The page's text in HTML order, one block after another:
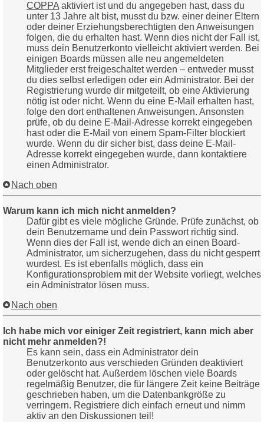
COPPA aktiviert ist und du angegeben hast, dass du
unter 13 Jahre alt bist, musst du bzw. einer deiner Eltern
oder deiner Erziehungsberechtigten den Anweisungen
folgen, die du erhalten hast. Wenn dies nicht der Fall ist,
muss dein Benutzerkonto vielleicht aktiviert werden. Bei
einigen Boards müssen alle neu angemeldeten
Mitglieder erst freigeschaltet werden – entweder musst
du dies selbst erledigen oder ein Administrator. Bei der
Registrierung wurde dir mitgeteilt, ob eine Aktivierung
nötig ist oder nicht. Wenn du eine E-Mail erhalten hast,
folge den dort enthaltenen Anweisungen. Ansonsten
prüfe, ob du deine E-Mail-Adresse korrekt eingegeben
hast oder die E-Mail von einem Spam-Filter blockiert
wurde. Wenn du dir sicher bist, dass deine E-Mail-
Adresse korrekt eingegeben wurde, dann kontaktiere
einen Administrator.
Nach oben
Warum kann ich mich nicht anmelden?
Dafür gibt es viele mögliche Gründe. Prüfe zunächst, ob
dein Benutzername und dein Passwort richtig sind.
Wenn dies der Fall ist, wende dich an einen Board-
Administrator, um sicherzugehen, dass du nicht gesperrt
wurdest. Es ist ebenfalls möglich, dass ein
Konfigurationsproblem mit der Website vorliegt, welches
ein Administrator lösen muss.
Nach oben
Ich habe mich vor einiger Zeit registriert, kann mich aber
nicht mehr anmelden?!
Es kann sein, dass ein Administrator dein
Benutzerkonto aus verschieden Gründen deaktiviert
oder gelöscht hat. Außerdem löschen viele Boards
regelmäßig Benutzer, die für längere Zeit keine Beiträge
geschrieben haben, um die Datenbankgröße zu
verringern. Registriere dich einfach erneut und nimm
aktiv an den Diskussionen teil!